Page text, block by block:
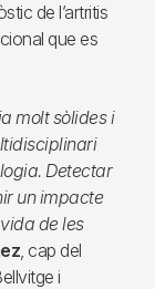
de l’artritis
que es
molt sòlides i
Detectar
un impacte
de les
, cap del
i